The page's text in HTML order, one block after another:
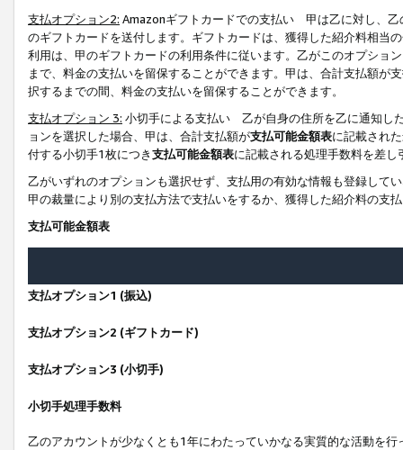
支払オプション2: Amazonギフトカードでの支払い 甲は乙に対し、乙
のギフトカードを送付します。ギフトカードは、獲得した紹介料相当
利用は、甲のギフトカードの利用条件に従います。乙がこのオプショ
まで、料金の支払いを留保することができます。甲は、合計支払額が
択するまでの間、料金の支払いを留保することができます。
支払オプション 3: 小切手による支払い 乙が自身の住所を乙に通知し
ョンを選択した場合、甲は、合計支払額が支払可能金額表に記載され
付する小切手1枚につき支払可能金額表に記載される処理手数料を差し
乙がいずれのオプションも選択せず、支払用の有効な情報も登録して
甲の裁量により別の支払方法で支払いをするか、獲得した紹介料の支
支払可能金額表
支払オプション1 (振込)
支払オプション2 (ギフトカード)
支払オプション3 (小切手)
小切手処理手数料
乙のアカウントが少なくとも1年にわたっていかなる実質的な活動を